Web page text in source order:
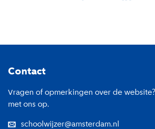
Contact
Vragen of opmerkingen over de
met ons op.
schoolwijzer@amsterdam.nl